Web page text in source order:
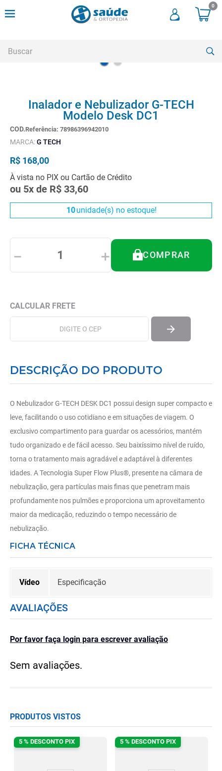
0
Inalador e Nebulizador G-TECH
Modelo Desk DC1
Referência: 78986396942010
MARCA:G TECH
R$ 168,00
À vista no PIX ou Cartão de Crédito
ou 5x de R$ 33,60
10unidade(s) no estoque!
＋
－ COMPRAR
DESCRIÇÃO DO PRODUTO
O Nebulizador G-TECH DESK DC1 possui design super compacto e
leve, facilitando o uso cotidiano e em situações de viagem. O
exclusivo compartimento para guardar os acessórios, mantém
tudo organizado e de fácil acesso. Seu baixíssimo nível de ruído,
torna o tratamento mais agradável e adaptável à diferentes
idades. A Tecnologia Super Flow Plus®, presente na câmara de
nebulização, gera partículas mais finas que penetram mais
profundamente nos pulmões e proporciona um aproveitamento
maior da medicação, reduzindo o tempo necessário de
nebulização.
FICHA TÉCNICA
Vídeo Especificação
AVALIAÇÕES
Por favor faça login para escrever avaliação
Sem avaliações.
PRODUTOS VISTOS
5 % DESCONTO PIX 5 % DESCONTO PIX
andadores
3º
cadeira rodas
4º
andador
5º
cadeira rodas agile
6º
cadeira higienica
bota imobilizadora